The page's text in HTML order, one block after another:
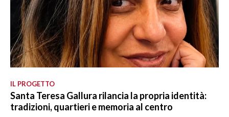
IL PROGETTO
Santa Teresa Gallura rilancia la propria identità:
tradizioni, quartieri e memoria al centro